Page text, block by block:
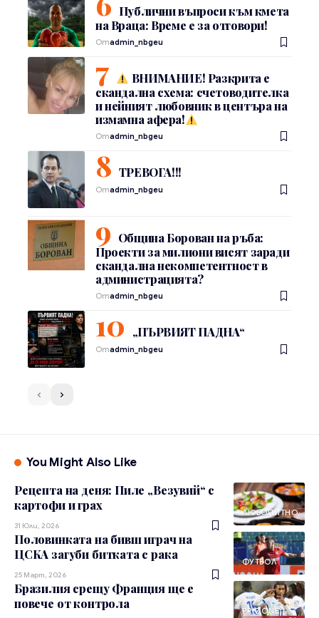
Публични въпроси към кмета
на Враца: Време е за отговори!
Отadmin_nbgeu
ВНИМАНИЕ! Разкрита е
скандална схема: счетоводителка
и нейният любовник в центъра на
измамна афера!
Отadmin_nbgeu
ТРЕВОГА!!!
Отadmin_nbgeu
Община Борован на ръба:
Проекти за милиони висят заради
скандална некомпетентност в
администрацията?
Отadmin_nbgeu
„ПЪРВИЯТ ПАДНА“
Отadmin_nbgeu
You Might Also Like
ЛЮБОПИТНО
Рецепта на деня: Пиле „Везувий“ с
картофи и грах
31 Юли, 2026
ФУТБОЛ
Половинката на бивш играч на
ЦСКА загуби битката с рака
25 Март, 2026
PR ZONE
Бразилия срещу Франция ще е
повече от контрола